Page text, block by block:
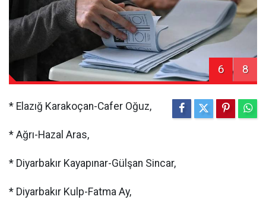
6 8
* Elazığ Karakoçan-Cafer Oğuz,
* Ağrı-Hazal Aras,
* Diyarbakır Kayapınar-Gülşan Sincar,
* Diyarbakır Kulp-Fatma Ay,